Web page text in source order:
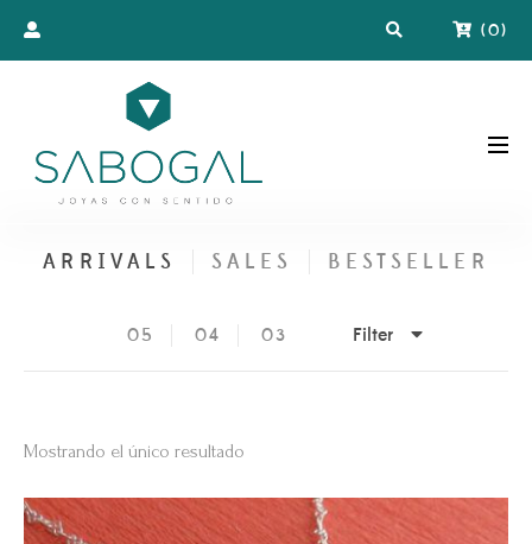
(0)
ARRIVALS SALES BESTSELLER
05 04 03 Filter
Mostrando el único resultado